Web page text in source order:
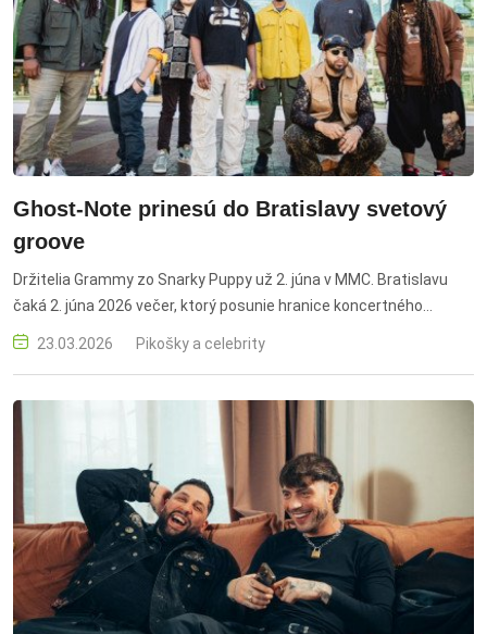
Ghost-Note prinesú do Bratislavy svetový
groove
Držitelia Grammy zo Snarky Puppy už 2. júna v MMC. Bratislavu
čaká 2. júna 2026 večer, ktorý posunie hranice koncertného
zážitku. Americká formácia Ghost-Note, výnimočná rytmická
superskupina z Dallasu, mení svoje koncerty na pulzujúci
Ich hudba je explozívnym prepojením funku, hip-hopu a jazzu, kde
sa precízna muzikantská technika stretáva s tanečnou
intenzitou a spontánnou improvizáciou. O výborný štart večera sa
postará francúzske duo Astels, ktoré patrí k najzaujímavejším
objavom súčasnosti. Vstupenky na koncert v rámci City Sounds
Festivalu sú už v predaji.
23.03.2026 Pikošky a celebrity